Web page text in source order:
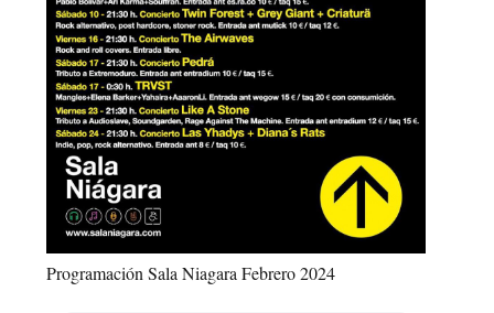
Programación Sala Niagara Febrero 2024